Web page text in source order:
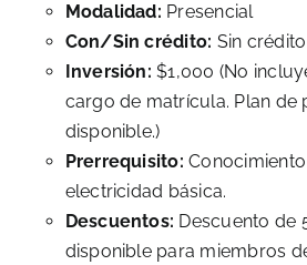
Modalidad: Presencial
Con/Sin crédito: Sin crédito
Inversión: $1,000 (No
cargo de matrícula. Plan de
disponible.)
Prerrequisito:
electricidad básica.
Descuentos: Descuento de
disponible para miembros